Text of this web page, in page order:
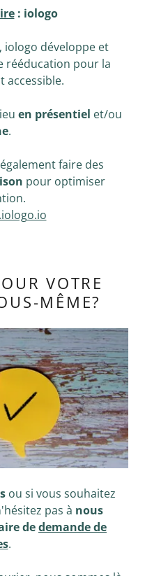
: iologo
iologo développe et
rééducation pour la
accessible.
en présentiel et/ou
.
faire des
pour optimiser
VOTRE
MÊME?
ou si vous souhaitez
pas à nous
dedemande de
.